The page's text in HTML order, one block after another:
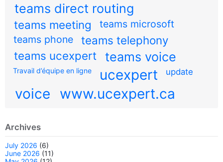
teams direct routing
teams meeting
teams microsoft
teams phone
teams telephony
teams ucexpert
teams voice
Travail d’équipe en ligne ucexpert update
voice www.ucexpert.ca
Archives
July 2026 (6)
June 2026 (11)